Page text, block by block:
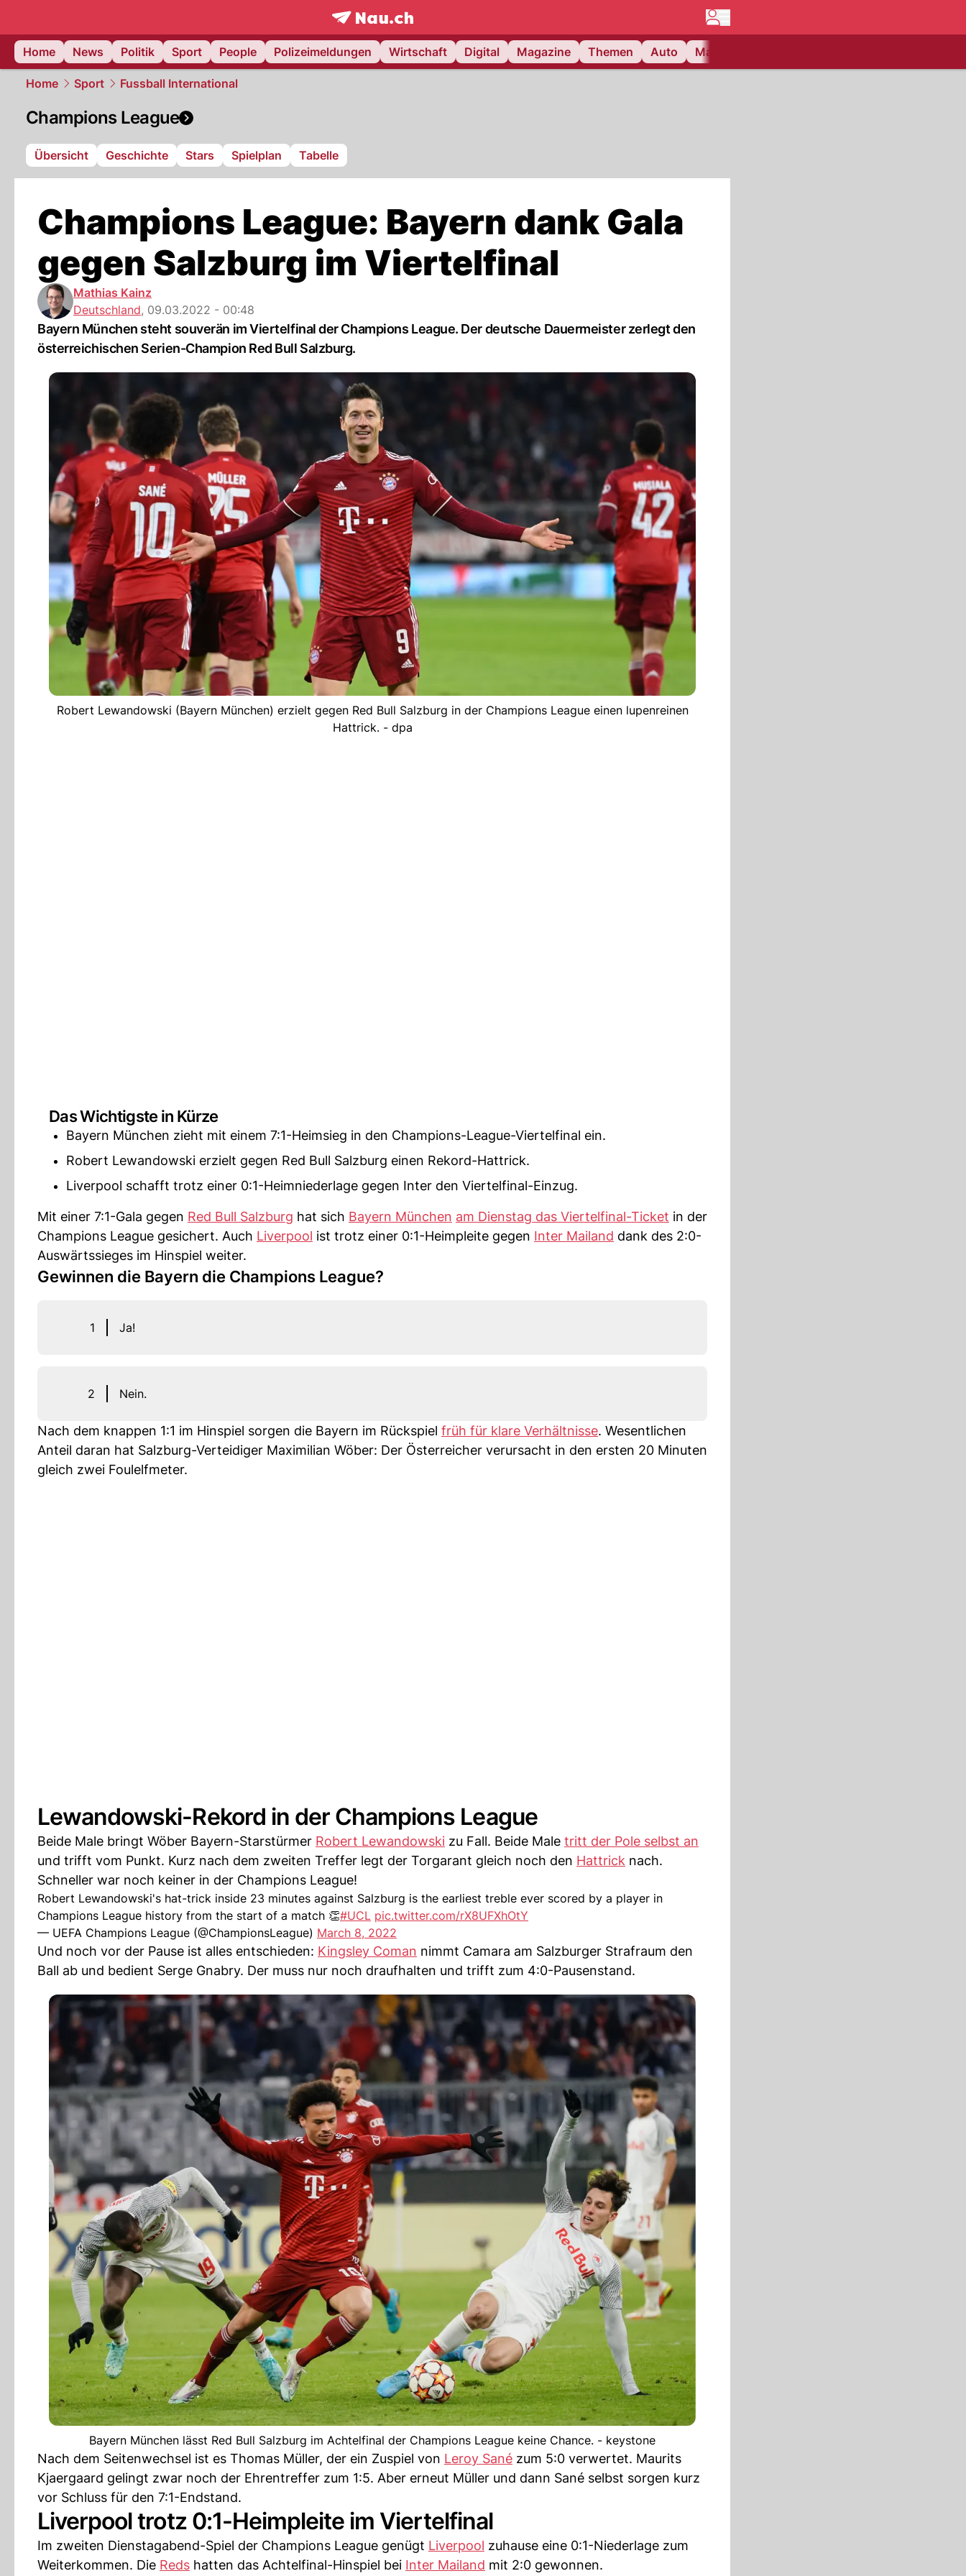
frontpage.NAU.ch
Home
News Politik Sport People Polizeimeldungen Wirtschaft Digital Magazine Themen Auto Matchcenter
Home Sport Fussball International
Champions League
Übersicht Geschichte Stars Spielplan Tabelle
Champions League: Bayern dank Gala
gegen Salzburg im Viertelfinal
Mathias Kainz
Deutschland, 09.03.2022 - 00:48
Bayern München steht souverän im Viertelfinal der Champions League. Der deutsche Dauermeister zerlegt den
österreichischen Serien-Champion Red Bull Salzburg.
Robert Lewandowski (Bayern München) erzielt gegen Red Bull Salzburg in der Champions League einen lupenreinen
Hattrick. - dpa
Das Wichtigste in Kürze
Bayern München zieht mit einem 7:1-Heimsieg in den Champions-League-Viertelfinal ein.
Robert Lewandowski erzielt gegen Red Bull Salzburg einen Rekord-Hattrick.
Liverpool schafft trotz einer 0:1-Heimniederlage gegen Inter den Viertelfinal-Einzug.
Mit einer 7:1-Gala gegen Red Bull Salzburg hat sich Bayern München am Dienstag das Viertelfinal-Ticket in der
Champions League gesichert. Auch Liverpool ist trotz einer 0:1-Heimpleite gegen Inter Mailand dank des 2:0-
Auswärtssieges im Hinspiel weiter.
Gewinnen die Bayern die Champions League?
1 Ja!
2 Nein.
Nach dem knappen 1:1 im Hinspiel sorgen die Bayern im Rückspiel früh für klare Verhältnisse. Wesentlichen
Anteil daran hat Salzburg-Verteidiger Maximilian Wöber: Der Österreicher verursacht in den ersten 20 Minuten
gleich zwei Foulelfmeter.
Lewandowski-Rekord in der Champions League
Beide Male bringt Wöber Bayern-Starstürmer Robert Lewandowski zu Fall. Beide Male tritt der Pole selbst an
und trifft vom Punkt. Kurz nach dem zweiten Treffer legt der Torgarant gleich noch den Hattrick nach.
Schneller war noch keiner in der Champions League!
Robert Lewandowski's hat-trick inside 23 minutes against Salzburg is the earliest treble ever scored by a player in
Champions League history from the start of a match 👏#UCL pic.twitter.com/rX8UFXhOtY
— UEFA Champions League (@ChampionsLeague) March 8, 2022
Und noch vor der Pause ist alles entschieden: Kingsley Coman nimmt Camara am Salzburger Strafraum den
Ball ab und bedient Serge Gnabry. Der muss nur noch draufhalten und trifft zum 4:0-Pausenstand.
Bayern München lässt Red Bull Salzburg im Achtelfinal der Champions League keine Chance. - keystone
Nach dem Seitenwechsel ist es Thomas Müller, der ein Zuspiel von Leroy Sané zum 5:0 verwertet. Maurits
Kjaergaard gelingt zwar noch der Ehrentreffer zum 1:5. Aber erneut Müller und dann Sané selbst sorgen kurz
vor Schluss für den 7:1-Endstand.
Liverpool trotz 0:1-Heimpleite im Viertelfinal
Im zweiten Dienstagabend-Spiel der Champions League genügt Liverpool zuhause eine 0:1-Niederlage zum
Weiterkommen. Die Reds hatten das Achtelfinal-Hinspiel bei Inter Mailand mit 2:0 gewonnen.